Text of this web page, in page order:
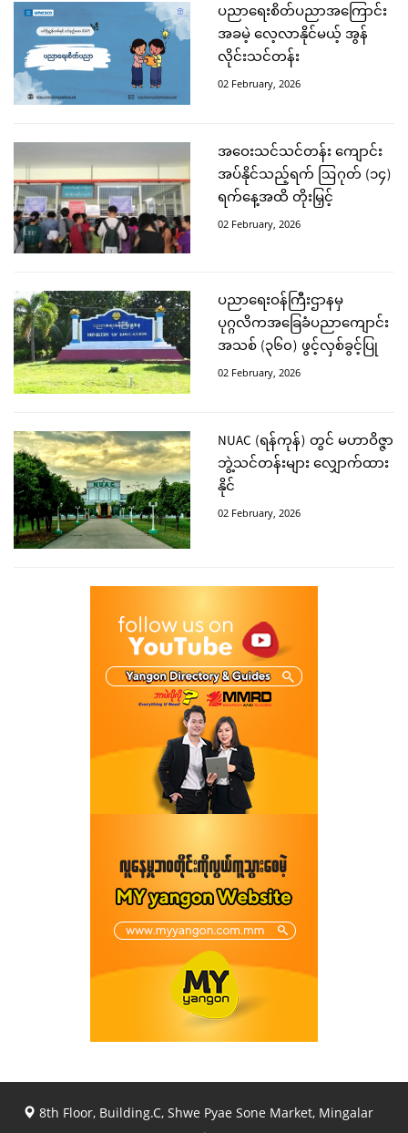
ပညာရေးစိတ်ပညာအကြောင်း
အခမဲ့ လေ့လာနိုင်မယ့် အွန်
လိုင်းသင်တန်း
02 February, 2026
အဝေးသင်သင်တန်း ကျောင်း
အပ်နိုင်သည့်ရက် ဩဂုတ် (၁၄)
ရက်နေ့အထိ တိုးမြှင့်
02 February, 2026
ပညာရေးဝန်ကြီးဌာနမှ
ပုဂ္ဂလိကအခြေခံပညာကျောင်း
အသစ် (၃၆၀) ဖွင့်လှစ်ခွင့်ပြု
02 February, 2026
NUAC (ရန်ကုန်) တွင် မဟာဝိဇ္ဇာ
ဘွဲ့သင်တန်းများ လျှောက်ထား
နိုင်
02 February, 2026
8th Floor, Building.C, Shwe Pyae Sone Market, Mingalar